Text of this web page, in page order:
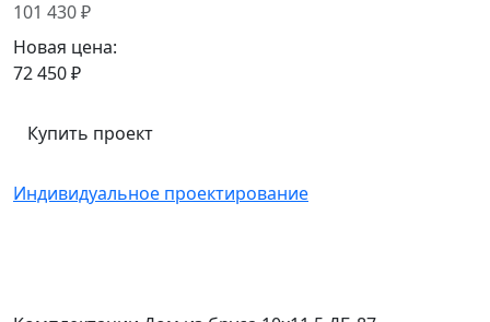
101 430 ₽
Новая цена:
72 450 ₽
Купить проект
Индивидуальное проектирование